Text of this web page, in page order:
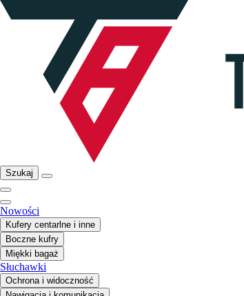
Szukaj
Nowości
Kufery centarlne i inne
Boczne kufry
Miękki bagaż
Słuchawki
Ochrona i widoczność